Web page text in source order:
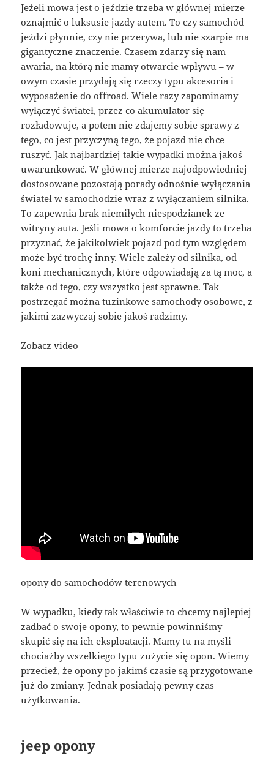
Jeżeli mowa jest o jeździe trzeba w głównej mierze
oznajmić o luksusie jazdy autem. To czy samochód
jeździ płynnie, czy nie przerywa, lub nie szarpie ma
gigantyczne znaczenie. Czasem zdarzy się nam
awaria, na którą nie mamy otwarcie wpływu – w
owym czasie przydają się rzeczy typu akcesoria i
wyposażenie do offroad. Wiele razy zapominamy
wyłączyć świateł, przez co akumulator się
rozładowuje, a potem nie zdajemy sobie sprawy z
tego, co jest przyczyną tego, że pojazd nie chce
ruszyć. Jak najbardziej takie wypadki można jakoś
uwarunkować. W głównej mierze najodpowiedniej
dostosowane pozostają porady odnośnie wyłączania
świateł w samochodzie wraz z wyłączaniem silnika.
To zapewnia brak niemiłych niespodzianek ze
witryny auta. Jeśli mowa o komforcie jazdy to trzeba
przyznać, że jakikolwiek pojazd pod tym względem
może być trochę inny. Wiele zależy od silnika, od
koni mechanicznych, które odpowiadają za tą moc, a
także od tego, czy wszystko jest sprawne. Tak
postrzegać można tuzinkowe samochody osobowe, z
jakimi zazwyczaj sobie jakoś radzimy.
Zobacz video
opony do samochodów terenowych
W wypadku, kiedy tak właściwie to chcemy najlepiej
zadbać o swoje opony, to pewnie powinniśmy
skupić się na ich eksploatacji. Mamy tu na myśli
chociażby wszelkiego typu zużycie się opon. Wiemy
przecież, że opony po jakimś czasie są przygotowane
już do zmiany. Jednak posiadają pewny czas
użytkowania.
jeep opony